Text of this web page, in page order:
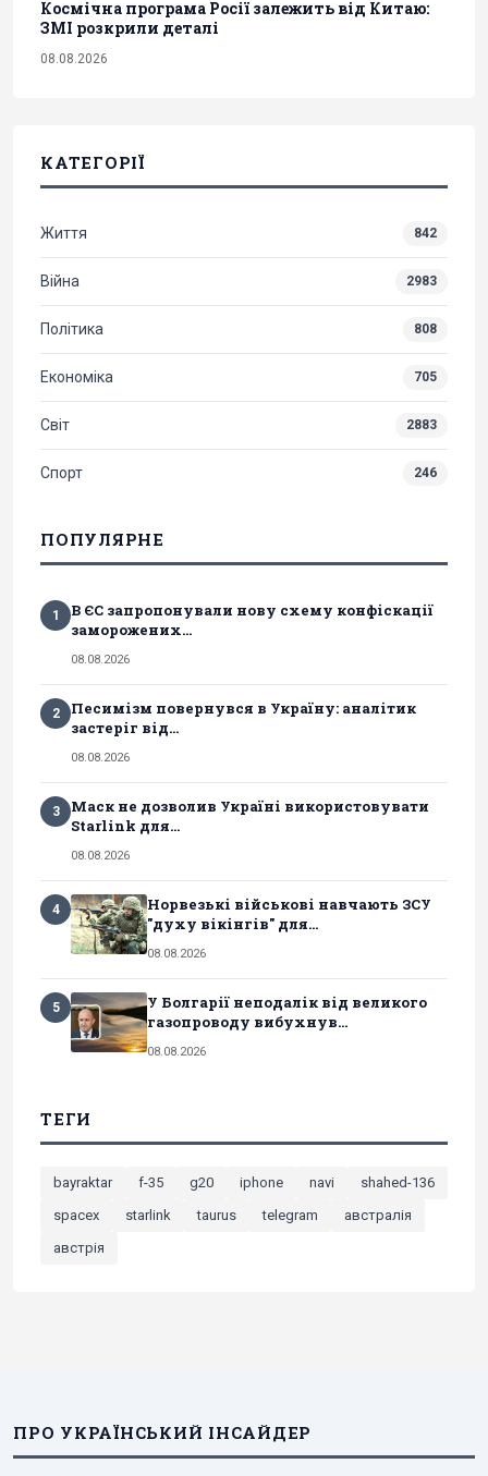
Космічна програма Росії залежить від Китаю:
ЗМІ розкрили деталі
08.08.2026
КАТЕГОРІЇ
Життя 842
Війна 2983
Політика 808
Економіка 705
Світ 2883
Спорт 246
ПОПУЛЯРНЕ
1
В ЄС запропонували нову схему конфіскації
заморожених...
08.08.2026
2
Песимізм повернувся в Україну: аналітик
застеріг від...
08.08.2026
3
Маск не дозволив Україні використовувати
Starlink для...
08.08.2026
4
Норвезькі військові навчають ЗСУ
"духу вікінгів" для...
08.08.2026
5
У Болгарії неподалік від великого
газопроводу вибухнув...
08.08.2026
ТЕГИ
bayraktar f-35 g20 iphone navi
shahed-136
spacex
starlink taurus telegram
австралія
австрія
ПРО УКРАЇНСЬКИЙ ІНСАЙДЕР